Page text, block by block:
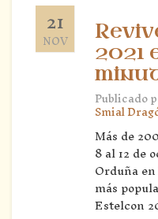
21
NOV
2021
Publicado
Smial
Más de
8 al 12 de
Orduña
más
Estelcon